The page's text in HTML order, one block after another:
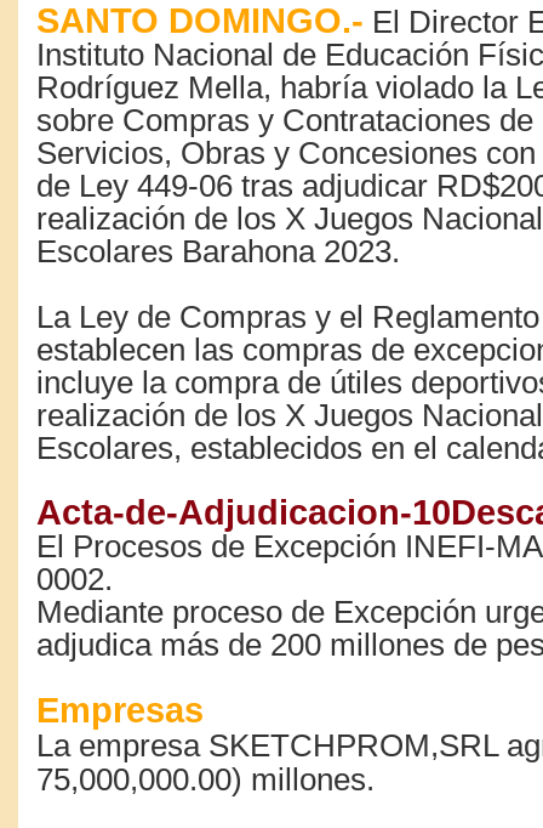
SANTO DOMINGO.- El Director
Instituto Nacional de Educación
Rodríguez Mella, habría violado la
sobre Compras y Contrataciones de
Servicios, Obras y Concesiones
de Ley 449­-06 tras adjudicar
realización de los X Juegos
Escolares Barahona 2023.
La Ley de Compras y el
establecen las compras de
incluye la compra de útiles
realización de los X Juegos
Escolares, establecidos en el
Acta-de-Adjudicacion-10
El Procesos de Excepción INEFI-
0002.
Mediante proceso de Excepción
adjudica más de 200 millones de
Empresas
La empresa SKETCHPROM,SRL
75,000,000.00) millones.